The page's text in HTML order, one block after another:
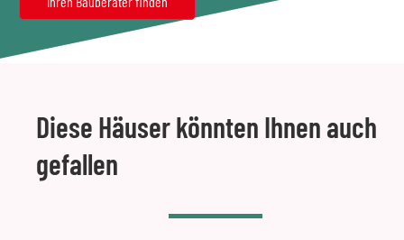
Diese Häuser könnten Ihnen auch
gefallen